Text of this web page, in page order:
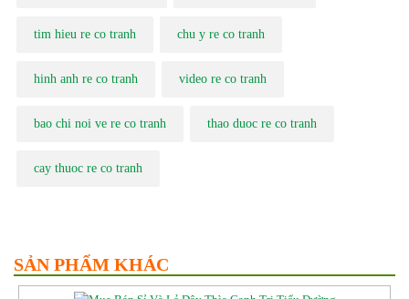
tim hieu re co tranh chu y re co tranh
hinh anh re co tranh video re co tranh
bao chi noi ve re co tranh thao duoc re co tranh
cay thuoc re co tranh
SẢN PHẨM KHÁC